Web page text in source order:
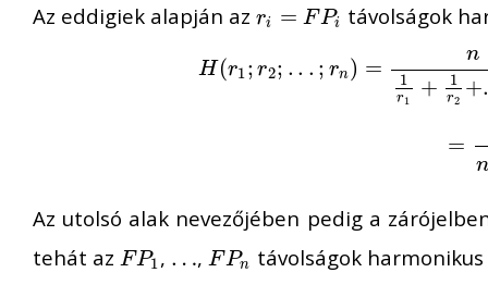
Az eddigiek alapján az ri = FPi
ri=FPi távolságok
H(r1; r2; . . . ; rn) = n
1
r1
+ 1
r2
+.
H(r1; r2;... r n) = n1r 1+ 1r2+...+1rn
=
n
=n p
Az utolsó alak nevezőjében pedig a
tehát az FP1
FP1 , …
… , FPn
FPn távolságok